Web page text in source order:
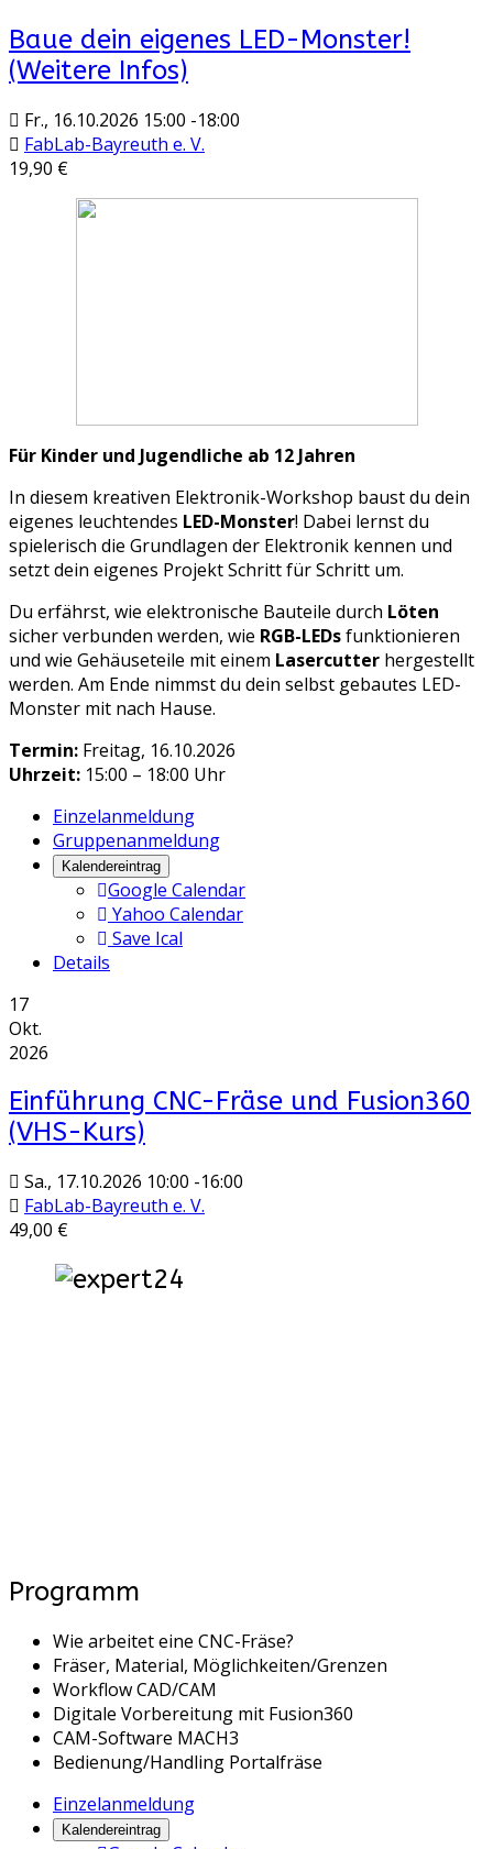
Baue dein eigenes LED-Monster!
(Weitere Infos)
Fr., 16.10.2026 15:00 -18:00
FabLab-Bayreuth e. V.
19,90 €
Für Kinder und Jugendliche ab 12 Jahren
In diesem kreativen Elektronik-Workshop baust du dein
eigenes leuchtendes LED-Monster! Dabei lernst du
spielerisch die Grundlagen der Elektronik kennen und
setzt dein eigenes Projekt Schritt für Schritt um.
Du erfährst, wie elektronische Bauteile durch Löten
sicher verbunden werden, wie RGB-LEDsfunktionieren
und wie Gehäuseteile mit einem Lasercutter hergestellt
werden. Am Ende nimmst du dein selbst gebautes LED-
Monster mit nach Hause.
Termin: Freitag, 16.10.2026
Uhrzeit: 15:00 – 18:00 Uhr
Einzelanmeldung
Gruppenanmeldung
Kalendereintrag
Google Calendar
Yahoo Calendar
Save Ical
Details
17
Okt.
2026
Einführung CNC-Fräse und Fusion360
(VHS-Kurs)
Sa., 17.10.2026 10:00 -16:00
FabLab-Bayreuth e. V.
49,00 €
Programm
Wie arbeitet eine CNC-Fräse?
Fräser, Material, Möglichkeiten/Grenzen
Workflow CAD/CAM
Digitale Vorbereitung mit Fusion360
CAM-Software MACH3
Bedienung/Handling Portalfräse
Einzelanmeldung
Kalendereintrag